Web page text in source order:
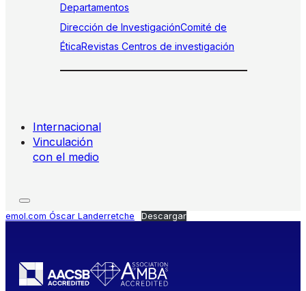
Departamentos
Dirección de InvestigaciónComité de
ÉticaRevistas Centros de investigación
Internacional
Vinculación
con el medio
emol.com Óscar Landerretche Descargar